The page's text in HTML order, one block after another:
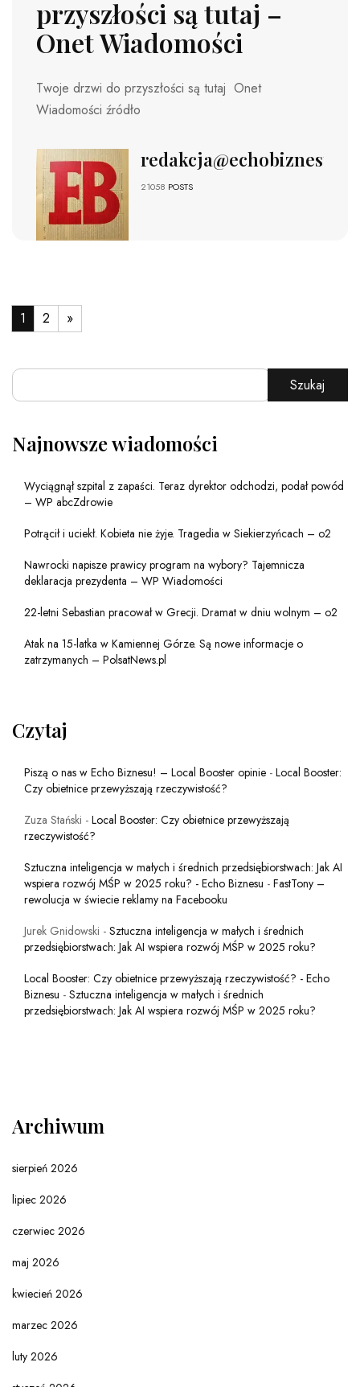
przyszłości są tutaj –
Onet Wiadomości
Twoje drzwi do przyszłości są tutaj Onet
Wiadomości źródło
redakcja@echobiznesu.pl
21058 POSTS
1 2 »
Szukaj
Najnowsze wiadomości
Wyciągnął szpital z zapaści. Teraz dyrektor odchodzi, podał powód
– WP abcZdrowie
Potrącił i uciekł. Kobieta nie żyje. Tragedia w Siekierzyńcach – o2
Nawrocki napisze prawicy program na wybory? Tajemnicza
deklaracja prezydenta – WP Wiadomości
22-letni Sebastian pracował w Grecji. Dramat w dniu wolnym – o2
Atak na 15-latka w Kamiennej Górze. Są nowe informacje o
zatrzymanych – PolsatNews.pl
Czytaj
Piszą o nas w Echo Biznesu! – Local Booster opinie - Local Booster:
Czy obietnice przewyższają rzeczywistość?
Zuza Stański - Local Booster: Czy obietnice przewyższają
rzeczywistość?
Sztuczna inteligencja w małych i średnich przedsiębiorstwach: Jak AI
wspiera rozwój MŚP w 2025 roku? - Echo Biznesu - FastTony –
rewolucja w świecie reklamy na Facebooku
Jurek Gnidowski - Sztuczna inteligencja w małych i średnich
przedsiębiorstwach: Jak AI wspiera rozwój MŚP w 2025 roku?
Local Booster: Czy obietnice przewyższają rzeczywistość? - Echo
Biznesu - Sztuczna inteligencja w małych i średnich
przedsiębiorstwach: Jak AI wspiera rozwój MŚP w 2025 roku?
Archiwum
sierpień 2026
lipiec 2026
czerwiec 2026
maj 2026
kwiecień 2026
marzec 2026
luty 2026